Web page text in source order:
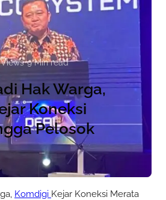
•9 Min read
Hak Warga,
Koneksi
Pelosok
Komdigi Kejar Koneksi Merata